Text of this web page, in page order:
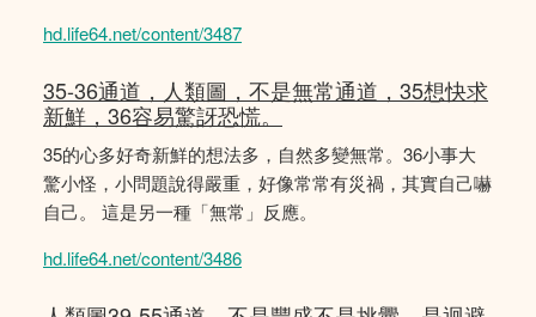
hd.life64.net/content/3487
35-36通道，人類圖，不是無常通道，35想快求
新鮮，36容易驚訝恐慌。
35的心多好奇新鮮的想法多，自然多變無常。36小事大
驚小怪，小問題說得嚴重，好像常常有災禍，其實自己嚇
自己。 這是另一種「無常」反應。
hd.life64.net/content/3486